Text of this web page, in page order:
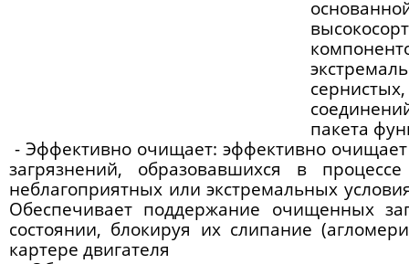
пакета
- Эффективно очищает: эффективно
загрязнений, образовавшихся в
неблагоприятных или экстремальных
Обеспечивает поддержание очищенных
состоянии, блокируя их слипание
картере двигателя